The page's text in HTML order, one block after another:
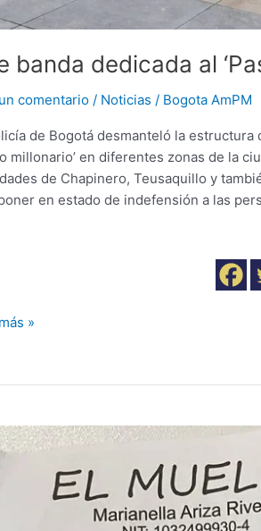
banda dedicada al
comentario / Noticias / Bogota AmPM
de Bogotá desmanteló la estructura
millonario’ en diferentes zonas de la
de Chapinero, Teusaquillo y
en estado de indefensión a las
»